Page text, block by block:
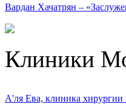
Вардан Хачатрян –
Клиники
А'ля Ева, клиника хирургии